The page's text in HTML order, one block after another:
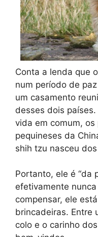
Conta a lenda que
num período de
um casamento
desses dois
vida em comum, os
pequineses da
shih tzu nasceu
Portanto, ele é “da
efetivamente
compensar, ele
brincadeiras. Entre
colo e o carinho